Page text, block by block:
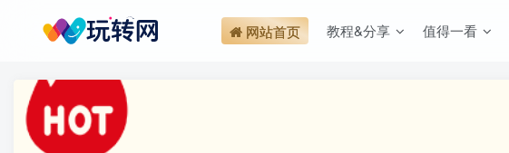
网站首页 教程&分享 值得一看